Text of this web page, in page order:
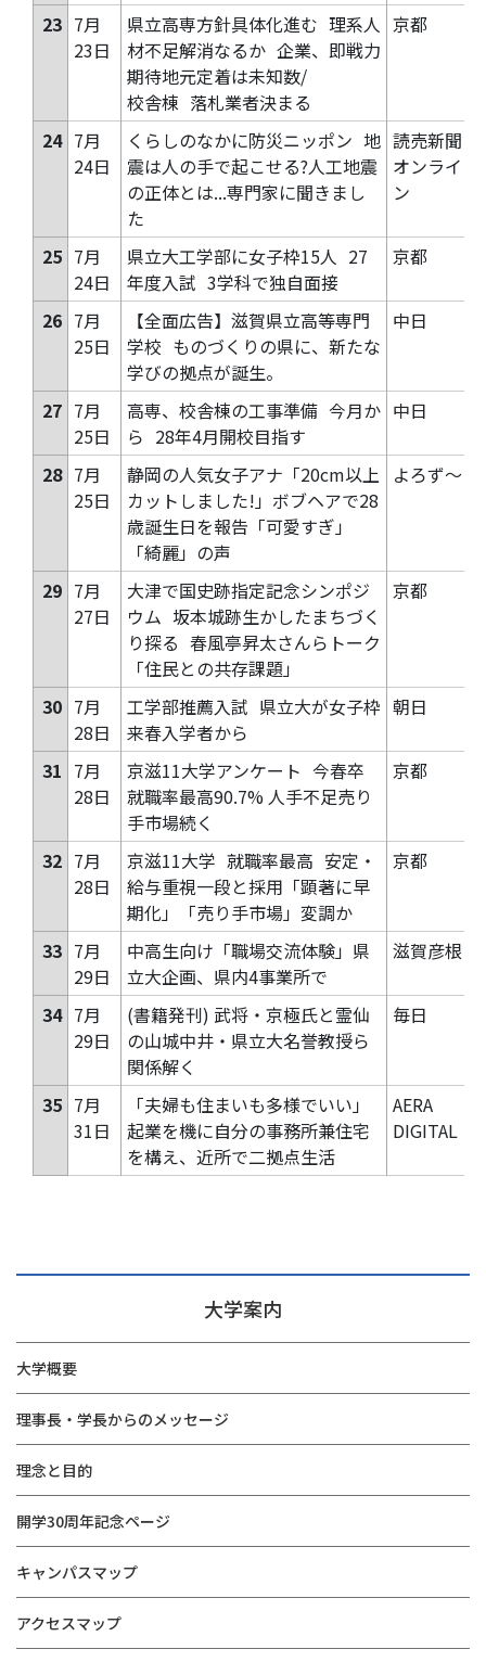
大学案内
大学概要
理事長・学長からのメッセージ
理念と目的
開学30周年記念ページ
キャンパスマップ
アクセスマップ
23 7月
23日
県立高専方針具体化進む 理系人
材不足解消なるか 企業、即戦力
期待地元定着は未知数/
校舎棟 落札業者決まる
京都
24 7月
24日
くらしのなかに防災ニッポン 地
震は人の手で起こせる?人工地震
の正体とは...専門家に聞きまし
た
読売新聞
オンライ
ン
25 7月
24日
県立大工学部に女子枠15人 27
年度入試 3学科で独自面接
京都
26 7月
25日
【全面広告】滋賀県立高等専門
学校 ものづくりの県に、新たな
学びの拠点が誕生。
中日
27 7月
25日
高専、校舎棟の工事準備 今月か
ら 28年4月開校目指す
中日
28 7月
25日
静岡の人気女子アナ「20cm以上
カットしました!」ボブヘアで28
歳誕生日を報告「可愛すぎ」
「綺麗」の声
よろず～
29 7月
27日
大津で国史跡指定記念シンポジ
ウム 坂本城跡生かしたまちづく
り探る 春風亭昇太さんらトーク
「住民との共存課題」
京都
30 7月
28日
工学部推薦入試 県立大が女子枠
来春入学者から
朝日
31 7月
28日
京滋11大学アンケート 今春卒
就職率最高90.7% 人手不足売り
手市場続く
京都
32 7月
28日
京滋11大学 就職率最高 安定・
給与重視一段と採用「顕著に早
期化」「売り手市場」変調か
京都
33 7月
29日
中高生向け「職場交流体験」県
立大企画、県内4事業所で
滋賀彦根
34 7月
29日
(書籍発刊) 武将・京極氏と霊仙
の山城中井・県立大名誉教授ら
関係解く
毎日
35 7月
31日
「夫婦も住まいも多様でいい」
起業を機に自分の事務所兼住宅
を構え、近所で二拠点生活
AERA
DIGITAL